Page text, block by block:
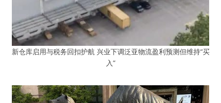
新仓库启用与税务回扣护航 兴业下调泛亚物流盈利预测但维持“买
入”